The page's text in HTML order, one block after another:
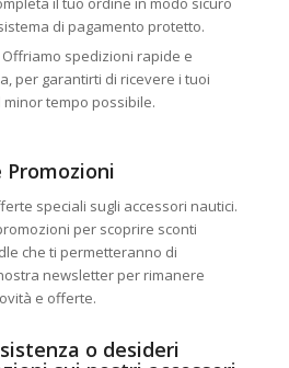
di pagamento protetto.
Offriamo spedizioni rapide e
per garantirti di ricevere i tuoi
tempo possibile.
Promozioni
speciali sugli accessori nautici.
per scoprire sconti
che ti permetteranno di
newsletter per rimanere
e offerte.
o desideri